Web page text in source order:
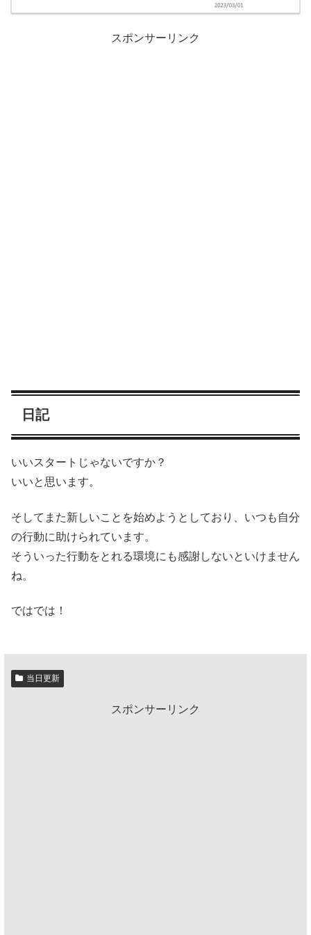
スポンサーリンク
日記
いいスタートじゃないですか？
いいと思います。
そしてまた新しいことを始めようとしており、いつも自分
の行動に助けられています。
そういった行動をとれる環境にも感謝しないといけません
ね。
ではでは！
当日更新
スポンサーリンク